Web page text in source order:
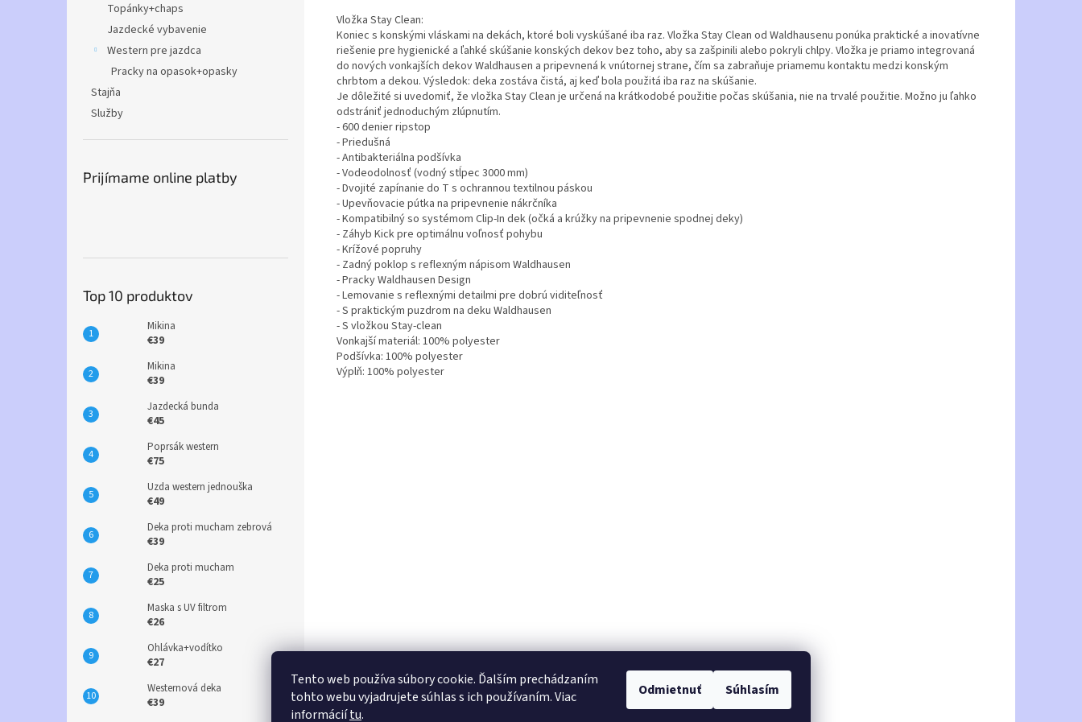
Tento web používa súbory cookie. Ďalším prechádzaním
tohto webu vyjadrujete súhlas s ich používaním. Viac
informáciítu.
Odmietnuť Súhlasím
Topánky+chaps
Jazdecké vybavenie
Western pre jazdca
Pracky na opasok+opasky
Stajňa
Služby
Prijímame online platby
Top 10 produktov
Mikina
€39
Mikina
€39
Jazdecká bunda
€45
Poprsák western
€75
Uzda western jednouška
€49
Deka proti mucham zebrová
€39
Deka proti mucham
€25
Maska s UV filtrom
€26
Ohlávka+vodítko
€27
Westernová deka
€39
Vložka Stay Clean:
Koniec s konskými vláskami na dekách, ktoré boli vyskúšané iba raz. Vložka Stay Clean od Waldhausenu ponúka praktické a inovatívne
riešenie pre hygienické a ľahké skúšanie konských dekov bez toho, aby sa zašpinili alebo pokryli chlpy. Vložka je priamo integrovaná
do nových vonkajších dekov Waldhausen a pripevnená k vnútornej strane, čím sa zabraňuje priamemu kontaktu medzi konským
chrbtom a dekou. Výsledok: deka zostáva čistá, aj keď bola použitá iba raz na skúšanie.
Je dôležité si uvedomiť, že vložka Stay Clean je určená na krátkodobé použitie počas skúšania, nie na trvalé použitie. Možno ju ľahko
odstrániť jednoduchým zlúpnutím.
- 600 denier ripstop
- Priedušná
- Antibakteriálna podšívka
- Vodeodolnosť (vodný stĺpec 3000 mm)
- Dvojité zapínanie do T s ochrannou textilnou páskou
- Upevňovacie pútka na pripevnenie nákrčníka
- Kompatibilný so systémom Clip-In dek (očká a krúžky na pripevnenie spodnej deky)
- Záhyb Kick pre optimálnu voľnosť pohybu
- Krížové popruhy
- Zadný poklop s reflexným nápisom Waldhausen
- Pracky Waldhausen Design
- Lemovanie s reflexnými detailmi pre dobrú viditeľnosť
- S praktickým puzdrom na deku Waldhausen
- S vložkou Stay-clean
Vonkajší materiál: 100% polyester
Podšívka: 100% polyester
Výplň: 100% polyester